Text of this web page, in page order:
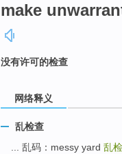
make
没有许可的检查
网络释义
乱检查
... 乱码：messy yard 乱